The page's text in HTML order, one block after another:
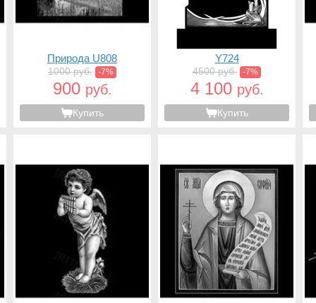
Природа U808
1000 руб. -7%
900 руб.
Купить
Y724
4500 руб. -7%
4 100 руб.
Купить